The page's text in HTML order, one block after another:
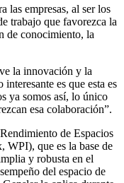
las empresas, al ser los
trabajo que favorezca la
de conocimiento, la
la innovación y la
es que esta es
ya somos así, lo único
esa colaboración”.
de Espacios
WPI), que es la base de
y robusta en el
del espacio de